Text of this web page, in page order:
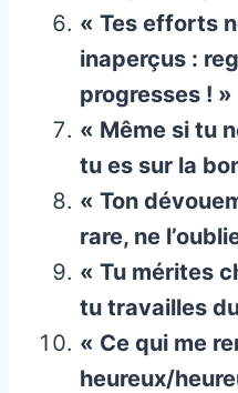
« Tes efforts
inaperçus :
progresses ! »
« Même si tu
tu es sur la
« Ton
rare, ne
« Tu mérites
tu travailles
« Ce qui me
heureux/